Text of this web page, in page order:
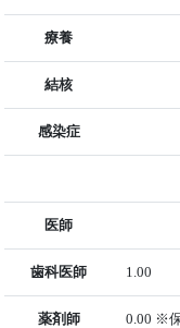
療養
結核
感染症
医師
歯科医師 1.00
薬剤師 0.00 ※